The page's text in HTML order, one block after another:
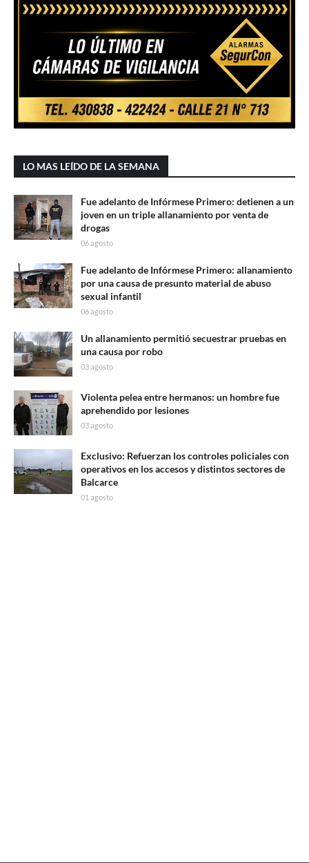
LO MAS LEÍDO DE LA SEMANA
Fue adelanto de Infórmese Primero: detienen a un
joven en un triple allanamiento por venta de
drogas
06 agosto
Fue adelanto de Infórmese Primero: allanamiento
por una causa de presunto material de abuso
sexual infantil
06 agosto
Un allanamiento permitió secuestrar pruebas en
una causa por robo
03 agosto
Violenta pelea entre hermanos: un hombre fue
aprehendido por lesiones
03 agosto
Exclusivo: Refuerzan los controles policiales con
operativos en los accesos y distintos sectores de
Balcarce
01 agosto